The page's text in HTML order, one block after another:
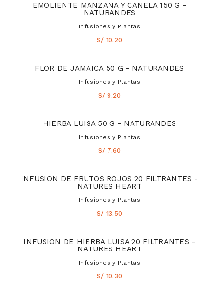
EMOLIENTE MANZANA Y CANELA 150 G -
NATURANDES
Infusiones y Plantas
S/ 10.20
FLOR DE JAMAICA 50 G - NATURANDES
Infusiones y Plantas
S/ 9.20
HIERBA LUISA 50 G - NATURANDES
Infusiones y Plantas
S/ 7.60
INFUSION DE FRUTOS ROJOS 20 FILTRANTES -
NATURES HEART
Infusiones y Plantas
S/ 13.50
INFUSION DE HIERBA LUISA 20 FILTRANTES -
NATURES HEART
Infusiones y Plantas
S/ 10.30